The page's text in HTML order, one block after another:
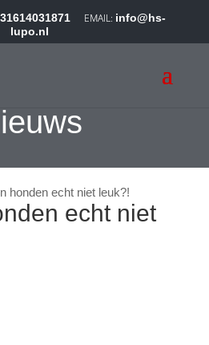
info@hs-
lupo.nl
honden echt niet leuk?!
echt niet